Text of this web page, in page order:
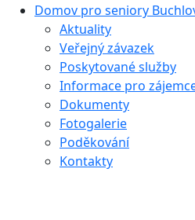
Domov pro seniory
Aktuality
Veřejný závazek
Poskytované služby
Informace pro
Dokumenty
Fotogalerie
Poděkování
Kontakty